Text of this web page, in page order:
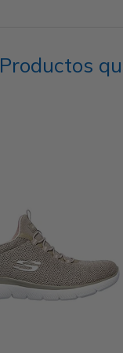
Productos